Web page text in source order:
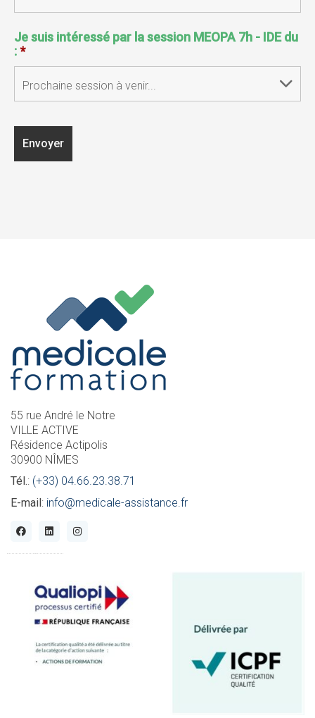
Je suis intéressé par la session MEOPA 7h - IDE du
:*
55 rue André le Notre
VILLE ACTIVE
Résidence Actipolis
30900 NÎMES
Tél.: (+33) 04.66.23.38.71
E-mail: info@medicale-assistance.fr